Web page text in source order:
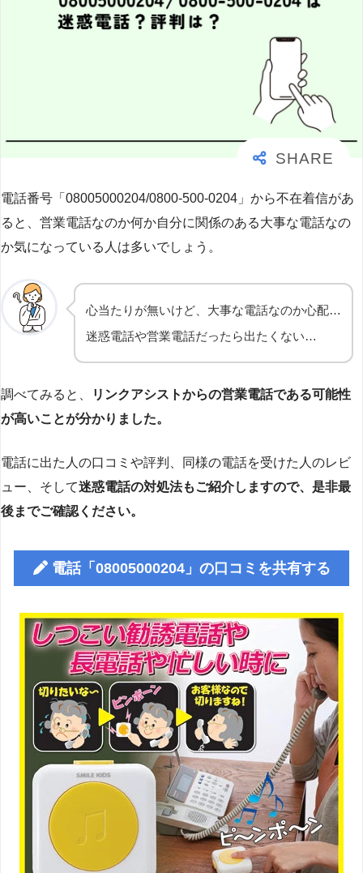
電話番号「08005000204/0800-500-0204」から不在着信があ
ると、営業電話なのか何か自分に関係のある大事な電話なの
か気になっている人は多いでしょう。
心当たりが無いけど、大事な電話なのか心配…
迷惑電話や営業電話だったら出たくない…
調べてみると、
リンクアシストからの営業電話である可能性
が高いことが分かりました。
電話に出た人の口コミや評判、同様の電話を受けた人のレビ
ュー、そして迷惑電話の対処法もご紹介しますので、是非最
後までご確認ください。
電話「08005000204」の口コミを共有する